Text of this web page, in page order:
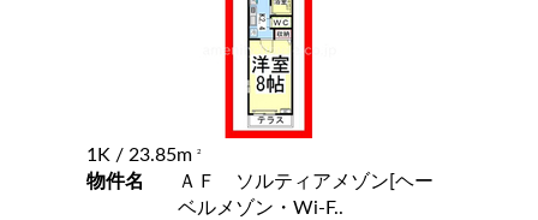
1K / 23.85m 2
物件名
ＡＦ ソルティアメゾン[ヘー
ベルメゾン・Wi-F..